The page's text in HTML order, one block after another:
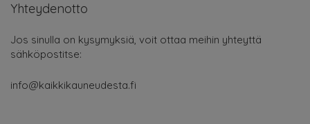
Yhteydenotto
Jos sinulla on kysymyksiä, voit ottaa meihin yhteyttä
sähköpostitse:
info@kaikkikauneudesta.fi